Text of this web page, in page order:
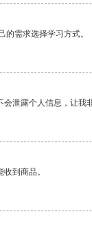
需求选择学习方式。
泄露个人信息，让我
到商品。